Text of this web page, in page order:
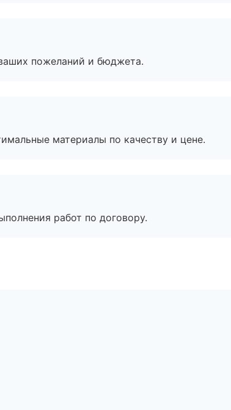
пожеланий и бюджета.
материалы по качеству и цене.
работ по договору.